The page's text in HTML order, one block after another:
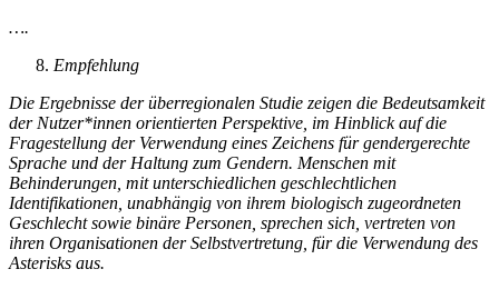
….
Empfehlung
Die Ergebnisse der überregionalen Studie zeigen die Bedeutsamkeit
der Nutzer*innen orientierten Perspektive, im Hinblick auf die
Fragestellung der Verwendung eines Zeichens für gendergerechte
Sprache und der Haltung zum Gendern. Menschen mit
Behinderungen, mit unterschiedlichen geschlechtlichen
Identifikationen, unabhängig von ihrem biologisch zugeordneten
Geschlecht sowie binäre Personen, sprechen sich, vertreten von
ihren Organisationen der Selbstvertretung, für die Verwendung des
Asterisks aus.